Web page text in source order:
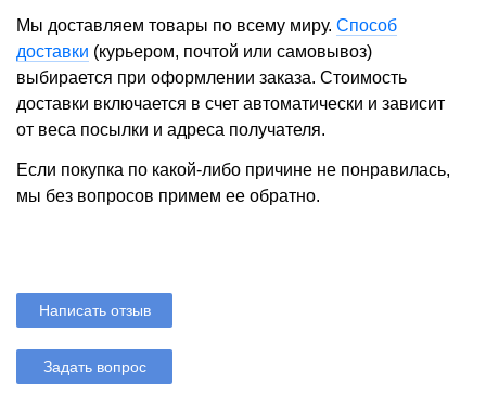
Мы доставляем товары по всему миру. Способ
доставки (курьером, почтой или самовывоз)
выбирается при оформлении заказа. Стоимость
доставки включается в счет автоматически и зависит
от веса посылки и адреса получателя.
Если покупка по какой-либо причине не понравилась,
мы без вопросов примем ее обратно.
Написать отзыв
Задать вопрос